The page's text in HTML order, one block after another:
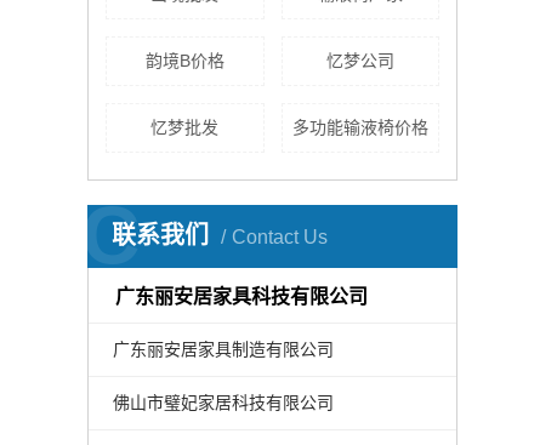
韵境B价格 忆梦公司
忆梦批发 多功能输液椅价格
联系我们 Contact Us
C
广东丽安居家具科技有限公司
广东丽安居家具制造有限公司
佛山市璧妃家居科技有限公司